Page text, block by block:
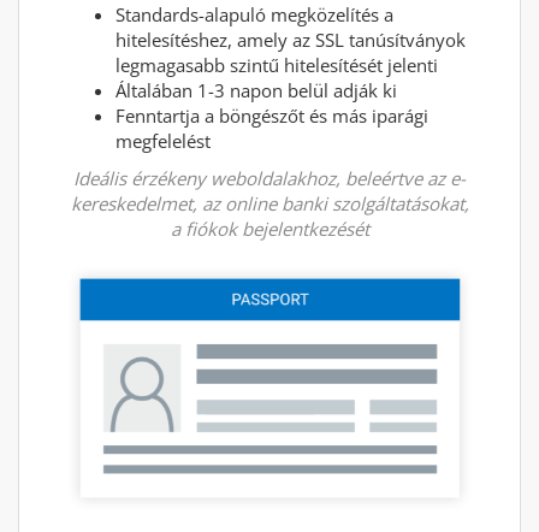
Standards-alapuló megközelítés a
hitelesítéshez, amely az SSL tanúsítványok
legmagasabb szintű hitelesítését jelenti
Általában 1-3 napon belül adják ki
Fenntartja a böngészőt és más iparági
megfelelést
Ideális érzékeny weboldalakhoz, beleértve az e-
kereskedelmet, az online banki szolgáltatásokat,
a fiókok bejelentkezését